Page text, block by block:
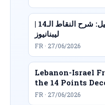
الاتفاق الإطار بين لبنان وإسرائيل: شرح النقاط الـ14 |
ليبنانيوز
FR · 27/06/2026
Lebanon-Israel
the 14 Points
FR · 27/06/2026